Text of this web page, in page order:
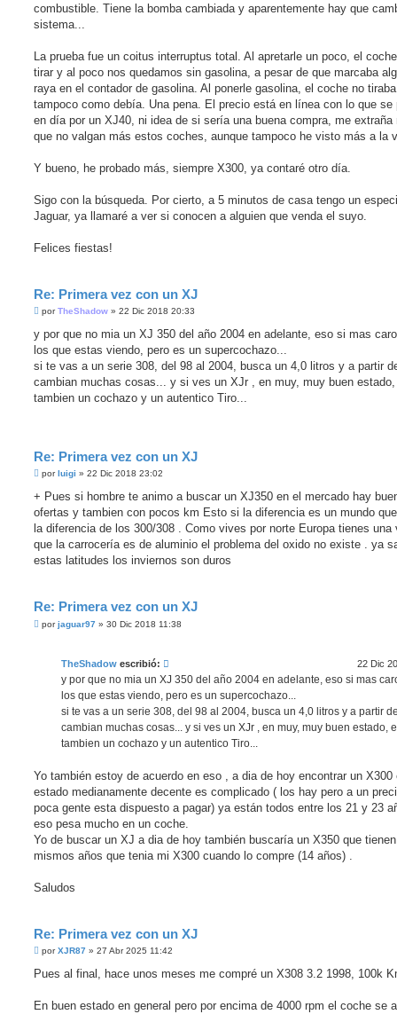
combustible. Tiene la bomba cambiada y aparentemente hay que
sistema...
La prueba fue un coitus interruptus total. Al apretarle un poco, el
tirar y al poco nos quedamos sin gasolina, a pesar de que marcaba
raya en el contador de gasolina. Al ponerle gasolina, el coche no tiraba
tampoco como debía. Una pena. El precio está en línea con lo que se
en día por un XJ40, ni idea de si sería una buena compra, me extraña
que no valgan más estos coches, aunque tampoco he visto más a la
Y bueno, he probado más, siempre X300, ya contaré otro día.
Sigo con la búsqueda. Por cierto, a 5 minutos de casa tengo un
Jaguar, ya llamaré a ver si conocen a alguien que venda el suyo.
Felices fiestas!
Re: Primera vez con un XJ
M
n
a
j
s
i
porTheShadow » 22 Dic 2018 20:33
y por que no mia un XJ 350 del año 2004 en adelante, eso si mas
los que estas viendo, pero es un supercochazo...
si te vas a un serie 308, del 98 al 2004, busca un 4,0 litros y a partir
cambian muchas cosas... y si ves un XJr , en muy, muy buen
tambien un cochazo y un autentico Tiro...
Re: Primera vez con un XJ
M
n
a
j
s
i
e
r
por luigi » 22 Dic 2018 23:02
+ Pues si hombre te animo a buscar un XJ350 en el mercado hay
ofertas y tambien con pocos km Esto si la diferencia es un mundo
la diferencia de los 300/308 . Como vives por norte Europa tienes una
que la carrocería es de aluminio el problema del oxido no existe . ya
estas latitudes los inviernos son duros
Re: Primera vez con un XJ
Mporjaguar97 » 30 Dic 2018 11:38
TheShadow escribió: 22 Dic
y por que no mia un XJ 350 del año 2004 en adelante, eso si mas
los que estas viendo, pero es un supercochazo...
si te vas a un serie 308, del 98 al 2004, busca un 4,0 litros y a partir
cambian muchas cosas... y si ves un XJr , en muy, muy buen estado,
tambien un cochazo y un autentico Tiro...
Yo también estoy de acuerdo en eso , a dia de hoy encontrar un X300
estado medianamente decente es complicado ( los hay pero a un
poca gente esta dispuesto a pagar) ya están todos entre los 21 y 23
eso pesa mucho en un coche.
Yo de buscar un XJ a dia de hoy también buscaría un X350 que
mismos años que tenia mi X300 cuando lo compre (14 años) .
Saludos
Re: Primera vez con un XJ
M
n
j
porXJR87 » 27 Abr 2025 11:42
Pues al final, hace unos meses me compré un X308 3.2 1998, 100k
En buen estado en general pero por encima de 4000 rpm el coche se